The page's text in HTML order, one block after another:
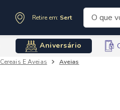
Retire em: Sertãozinho
O que
Aniversário
Cereais E Aveias Aveias